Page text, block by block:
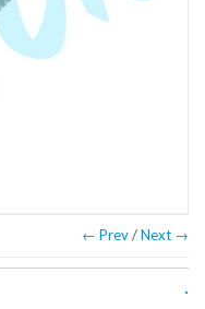
← Prev/Next →